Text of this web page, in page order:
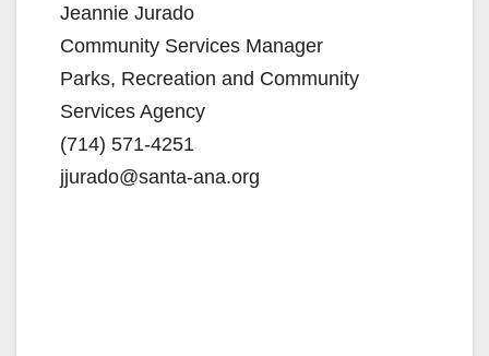
Jeannie Jurado
Community Services Manager
Parks, Recreation and Community
Services Agency
(714) 571-4251
jjurado@santa-ana.org